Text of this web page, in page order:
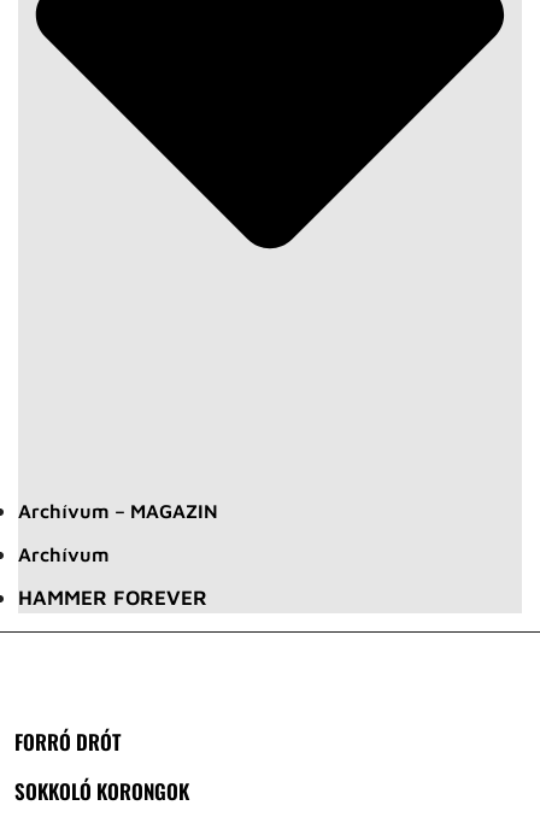
Archívum – MAGAZIN
Archívum
HAMMER FOREVER
FORRÓ DRÓT
SOKKOLÓ KORONGOK